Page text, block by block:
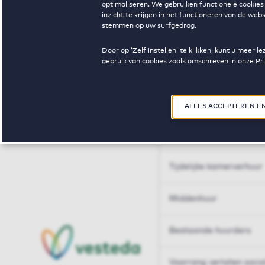
optimaliseren. We gebruiken functionele
inzicht te krijgen in het functioneren van de
stemmen op uw surfgedrag.
Door op ‘Zelf instellen’ te klikken, kunt u meer
gebruik van cookies zoals omschreven in onze
ALLES ACCEPTEREN
Huren op maat
Tijdelijke kamerverhuur
Middenhuur
Bestaande huurders
Voorrang verlaten